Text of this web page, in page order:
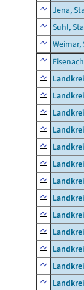
Jena,
Suhl,
Weimar,